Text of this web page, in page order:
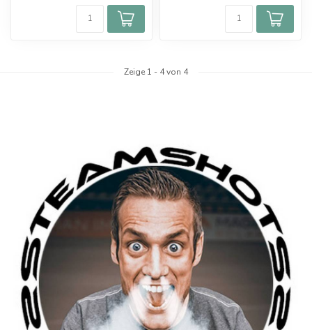
Zeige 1 - 4von 4